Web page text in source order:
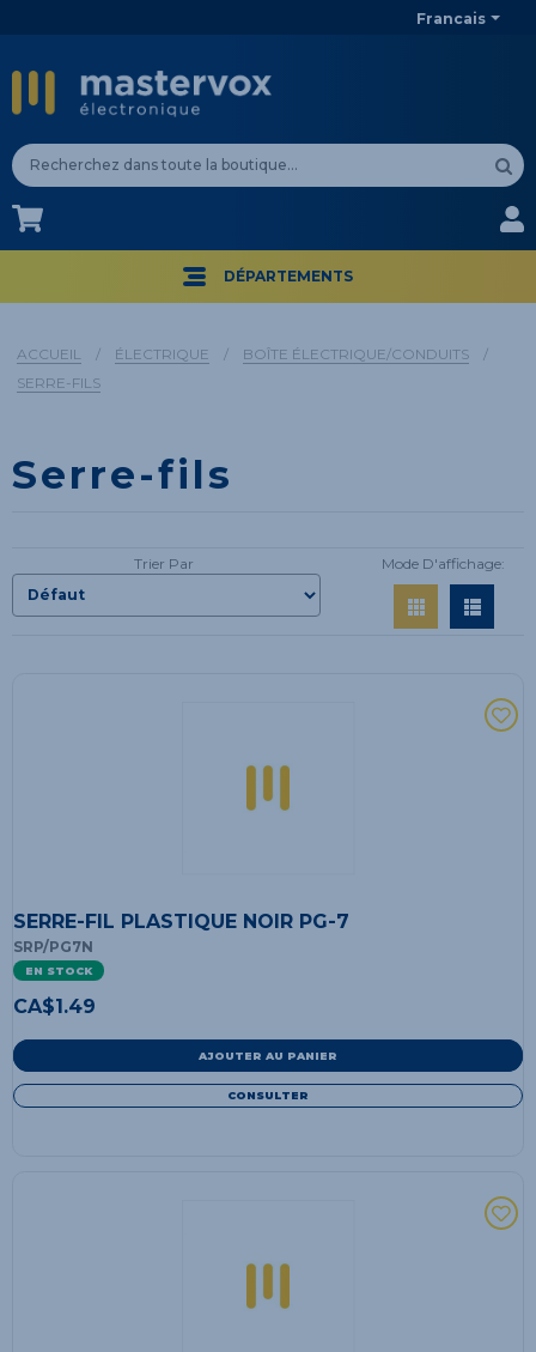
Francais
CA$
DÉPARTEMENTS
ACCUEIL / ÉLECTRIQUE / BOÎTE ÉLECTRIQUE/CONDUITS
/
SERRE-FILS
Serre-fils
Trier Par Mode D'affichage:
SERRE-FIL PLASTIQUE NOIR PG-7
SRP/PG7N
EN STOCK
CA$1.49
AJOUTER AU PANIER
CONSULTER